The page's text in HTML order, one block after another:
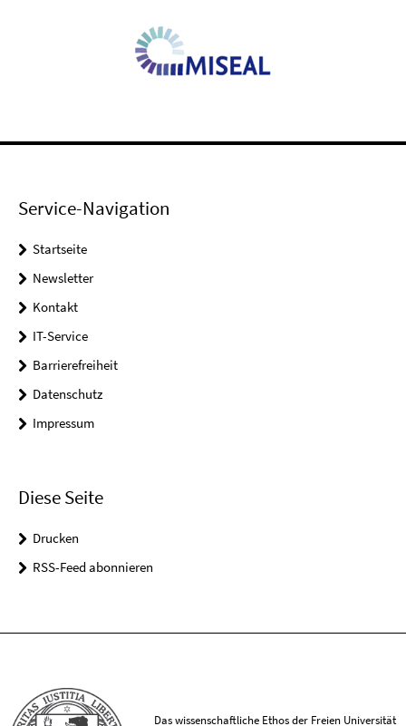
Service-Navigation
Startseite
Newsletter
Kontakt
IT-Service
Barrierefreiheit
Datenschutz
Impressum
Diese Seite
Drucken
RSS-Feed abonnieren
Das wissenschaftliche Ethos der Freien Universität